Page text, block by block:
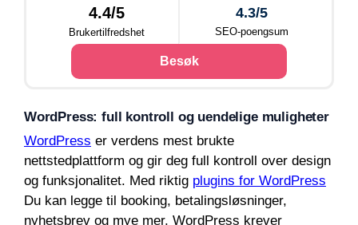
4.4/5
Brukertilfredshet
4.3/5
SEO-poengsum
Besøk
WordPress: full kontroll og uendelige muligheter
WordPress er verdens mest brukte
nettstedplattform og gir deg full kontroll over design
og funksjonalitet. Med riktig plugins for WordPress
Du kan legge til booking, betalingsløsninger,
nyhetsbrev og mye mer. WordPress krever